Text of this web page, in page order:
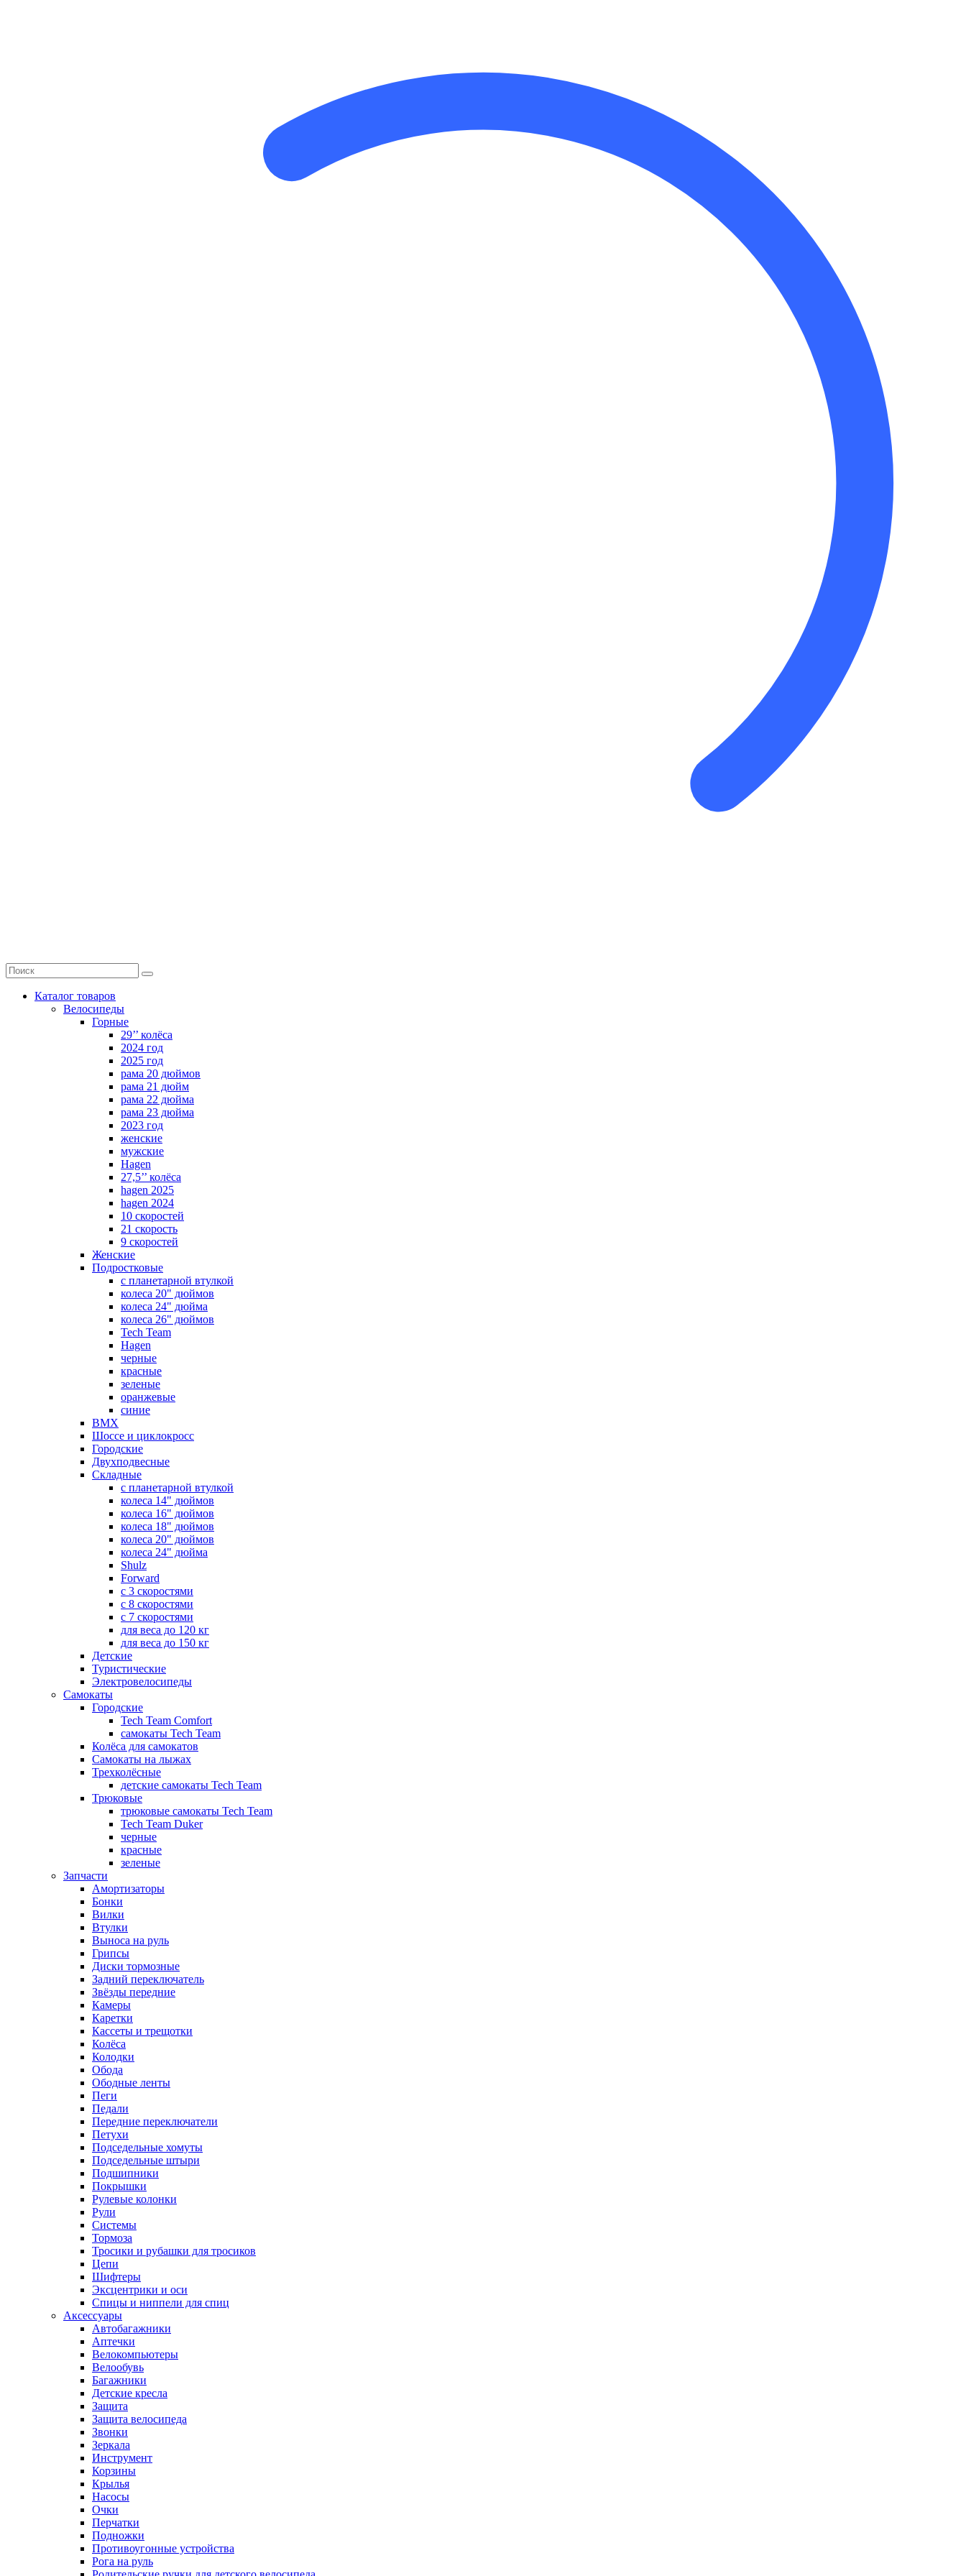
Каталог товаров
Велосипеды
Горные
29’’ колёса
2024 год
2025 год
рама 20 дюймов
рама 21 дюйм
рама 22 дюйма
рама 23 дюйма
2023 год
женские
мужские
Hagen
27,5’’ колёса
hagen 2025
hagen 2024
10 скоростей
21 скорость
9 скоростей
Женские
Подростковые
с планетарной втулкой
колеса 20" дюймов
колеса 24" дюйма
колеса 26" дюймов
Tech Team
Hagen
черные
красные
зеленые
оранжевые
синие
BMX
Шоссе и циклокросс
Городские
Двухподвесные
Складные
с планетарной втулкой
колеса 14" дюймов
колеса 16" дюймов
колеса 18" дюймов
колеса 20" дюймов
колеса 24" дюйма
Shulz
Forward
с 3 скоростями
с 8 скоростями
с 7 скоростями
для веса до 120 кг
для веса до 150 кг
Детские
Туристические
Электровелосипеды
Самокаты
Городские
Tech Team Comfort
самокаты Tech Team
Колёса для самокатов
Самокаты на лыжах
Трехколёсные
детские самокаты Tech Team
Трюковые
трюковые самокаты Tech Team
Tech Team Duker
черные
красные
зеленые
Запчасти
Амортизаторы
Бонки
Вилки
Втулки
Выноса на руль
Грипсы
Диски тормозные
Задний переключатель
Звёзды передние
Камеры
Каретки
Кассеты и трещотки
Колёса
Колодки
Обода
Ободные ленты
Пеги
Педали
Передние переключатели
Петухи
Подседельные хомуты
Подседельные штыри
Подшипники
Покрышки
Рулевые колонки
Рули
Системы
Тормоза
Тросики и рубашки для тросиков
Цепи
Шифтеры
Эксцентрики и оси
Спицы и ниппели для спиц
Аксессуары
Автобагажники
Аптечки
Велокомпьютеры
Велообувь
Багажники
Детские кресла
Защита
Защита велосипеда
Звонки
Зеркала
Инструмент
Корзины
Крылья
Насосы
Очки
Перчатки
Подножки
Противоугонные устройства
Рога на руль